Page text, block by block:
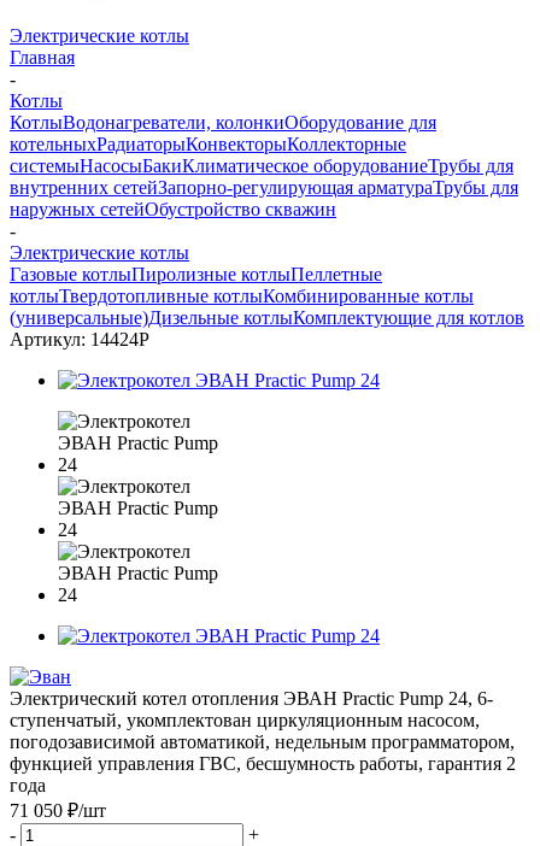
Электрические котлы
Главная
-
Котлы
КотлыВодонагреватели, колонкиОборудование для
котельныхРадиаторыКонвекторыКоллекторные
системыНасосыБакиКлиматическое оборудованиеТрубы для
внутренних сетейЗапорно-регулирующая арматураТрубы для
наружных сетейОбустройство скважин
-
Электрические котлы
Газовые котлыПиролизные котлыПеллетные
котлыТвердотопливные котлыКомбинированные котлы
(универсальные)Дизельные котлыКомплектующие для котлов
Артикул: 14424P
Электрический котел отопления ЭВАН Practic Pump 24, 6-
ступенчатый, укомплектован циркуляционным насосом,
погодозависимой автоматикой, недельным программатором,
функцией управления ГВС, бесшумность работы, гарантия 2
года
71 050 ₽/шт
-
+